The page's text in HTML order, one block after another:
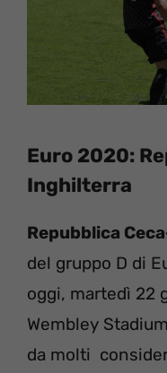
Euro 2020:
Inghilterra
Repubblica
del gruppo D di
oggi, martedì 22
Wembley
da molti